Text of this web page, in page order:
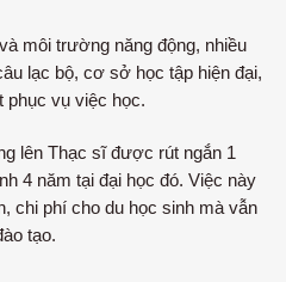
môi trường năng động, nhiều
lạc bộ, cơ sở học tập hiện đại,
vụ việc học.
lên Thạc sĩ được rút ngắn 1
4 năm tại đại học đó. Việc này
chi phí cho du học sinh mà vẫn
tạo.